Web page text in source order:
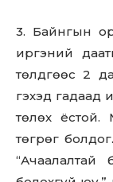
3. Байнгын
иргэний
төлдгөөс 2
гэхэд гадаад
төлөх
төгрөг